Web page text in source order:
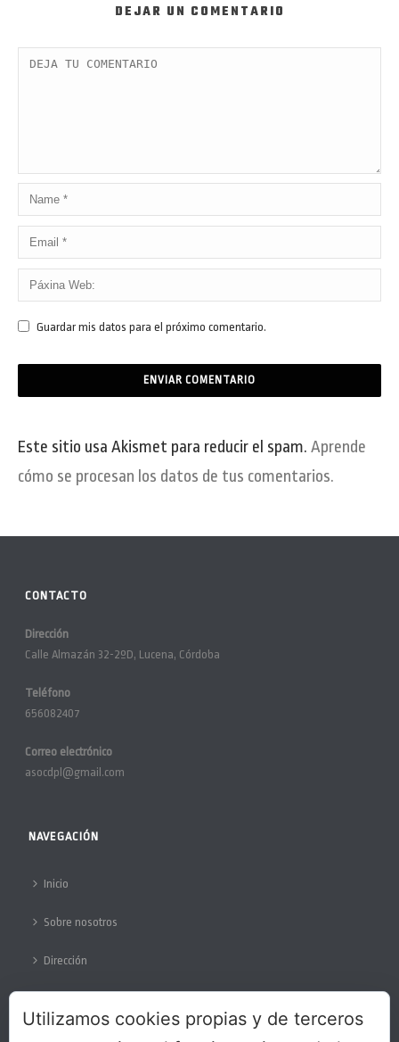
DEJAR UN COMENTARIO
Guardar mis datos para el próximo comentario.
Este sitio usa Akismet para reducir el spam. Aprende
cómo se procesan los datos de tus comentarios.
CONTACTO
Dirección
Calle Almazán 32-2ºD, Lucena, Córdoba
Teléfono
656082407
Correo electrónico
asocdpl@gmail.com
NAVEGACIÓN
Inicio
Sobre nosotros
Dirección
Utilizamos cookies propias y de terceros